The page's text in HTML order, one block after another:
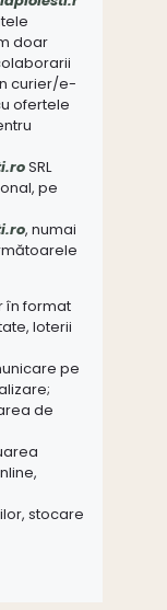
doar
curier/e-
ofertele
SRL
pe
, numai
în format
loterii
pe
de
stocare